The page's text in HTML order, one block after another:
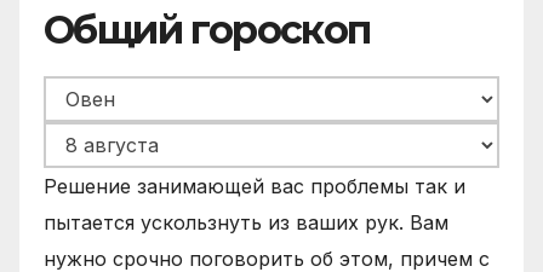
Общий гороскоп
Решение занимающей вас проблемы так и
пытается ускользнуть из ваших рук. Вам
нужно срочно поговорить об этом, причем с